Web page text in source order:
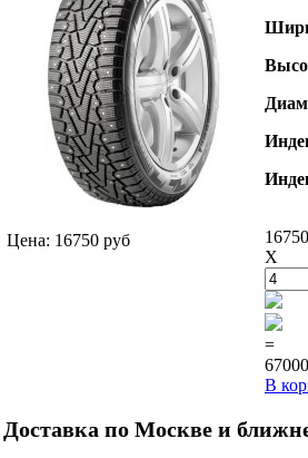
Цена: 16750 руб
X
=
В
Доставка по Москве и